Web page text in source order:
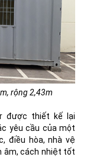
rộng 2,43m
được thiết kế lại
yêu cầu của một
điều hòa, nhà vệ
âm, cách nhiệt tốt